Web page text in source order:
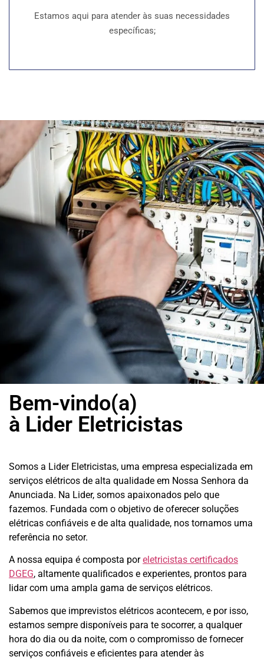
Estamos aqui para atender às suas necessidades
específicas;
Bem-vindo(a)
à Lider Eletricistas
Somos a Lider Eletricistas, uma empresa especializada em
serviços elétricos de alta qualidade em Nossa Senhora da
Anunciada. Na Lider, somos apaixonados pelo que
fazemos. Fundada com o objetivo de oferecer soluções
elétricas confiáveis e de alta qualidade, nos tornamos uma
referência no setor.
A nossa equipa é composta poreletricistas certificados
DGEG, altamente qualificados e experientes, prontos para
lidar com uma ampla gama de serviços elétricos.
Sabemos que imprevistos elétricos acontecem, e por isso,
estamos sempre disponíveis para te socorrer, a qualquer
hora do dia ou da noite, com o compromisso de fornecer
serviços confiáveis e eficientes para atender às